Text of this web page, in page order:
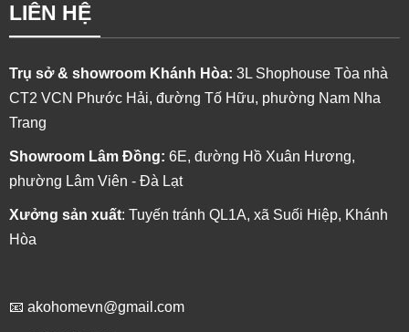
LIÊN HỆ
Trụ sở & showroom Khánh Hòa: 3L Shophouse Tòa nhà
CT2 VCN Phước Hải, đường Tố Hữu, phường Nam Nha
Trang
Showroom Lâm Đồng: 6E, đường Hồ Xuân Hương,
phường Lâm Viên - Đà Lạt
Xưởng sản xuất: Tuyến tránh QL1A, xã Suối Hiệp, Khánh
Hòa
📧 akohomevn@gmail.com